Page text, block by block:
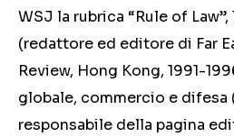
WSJ la rubrica “Rule of Law”,
(redattore ed editore di Far
Review, Hong Kong, 1991-
globale, commercio e difesa
responsabile della pagina